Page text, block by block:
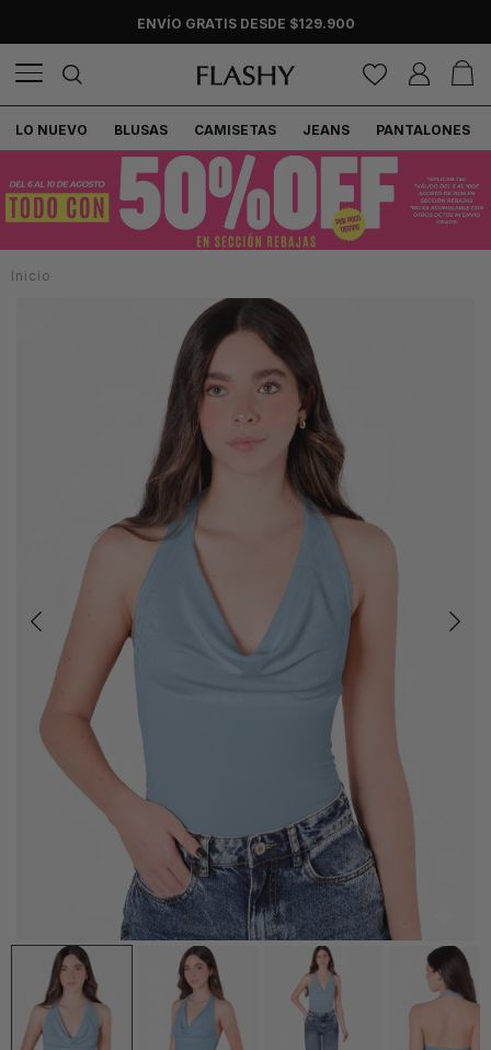
ENVÍO GRATIS DESDE $129.900
LO NUEVO BLUSAS CAMISETAS JEANS PANTALONES
Inicio